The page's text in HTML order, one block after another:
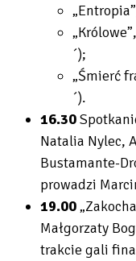
´);
„Śmierć
´).
16.30
Natalia Nylec,
Bustamante-
prowadzi
19.00
Małgorzaty
trakcie gali